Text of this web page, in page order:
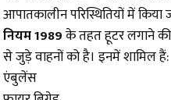
आपातकालीन परिस्थितियों में किया
नियम 1989के तहत हूटर लगाने
से जुड़े वाहनों को है। इनमें शामिल हैं:
एंबुलेंस